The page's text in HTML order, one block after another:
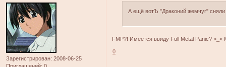
Зарегистрирован: 2008-06-25
А ещё вотЪ "Драконий жемчуг"
FMP?! Имеется ввиду Full Metal Panic?
0